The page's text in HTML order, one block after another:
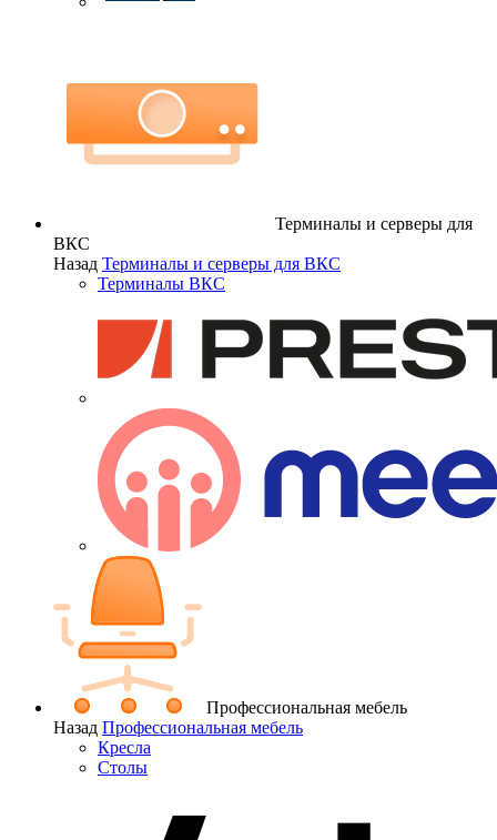
Терминалы и серверы для
ВКС
Назад Терминалы и серверы для ВКС
Терминалы ВКС
Профессиональная мебель
Назад Профессиональная мебель
Кресла
Столы